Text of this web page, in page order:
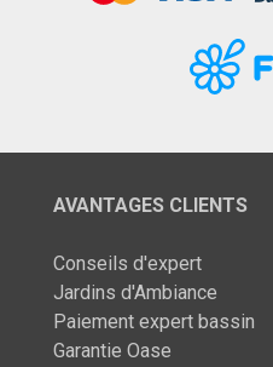
AVANTAGES CLIENTS
Conseils d'expert
Jardins d'Ambiance
Paiement expert bassin
Garantie Oase